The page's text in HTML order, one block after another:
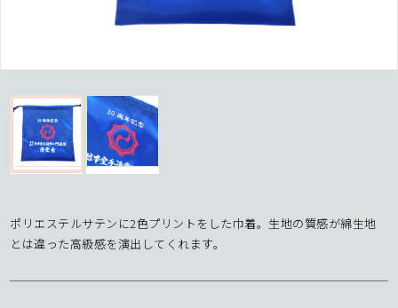
ポリエステルサテンに2色プリントをした巾着。生地の質感が綿生地
とは違った高級感を演出してくれます。